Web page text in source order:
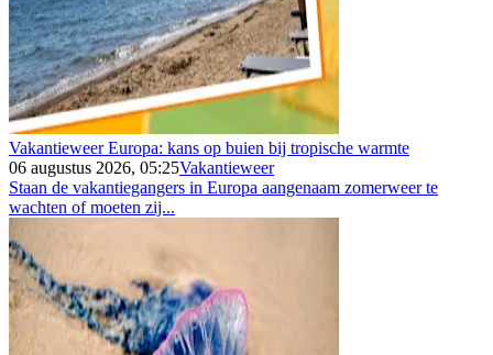
Vakantieweer Europa: kans op buien bij tropische warmte
06 augustus 2026, 05:25Vakantieweer
Staan de vakantiegangers in Europa aangenaam zomerweer te
wachten of moeten zij...